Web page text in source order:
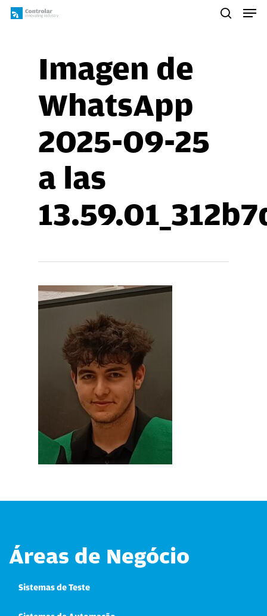
Skip
Imagen de
WhatsApp
2025-09-25
a las
Áreas de Negócio
Sistemas de Teste